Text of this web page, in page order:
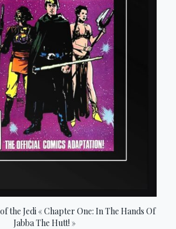
the Jedi « Chapter One: In The Hands Of
Jabba The Hutt! »